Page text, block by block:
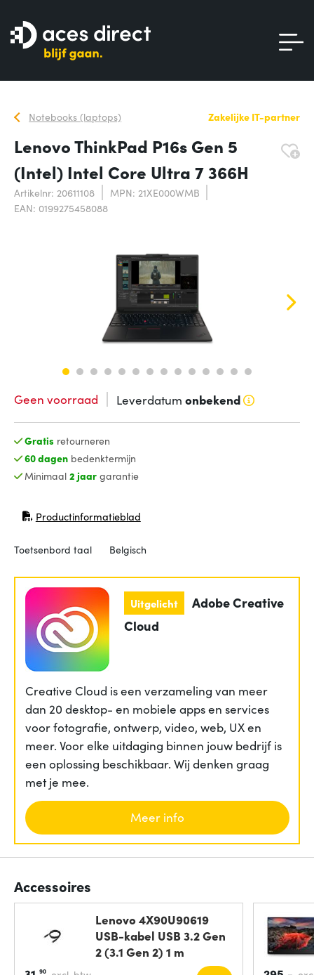
Notebooks (laptops) Zakelijke IT-partner
Lenovo ThinkPad P16s Gen 5
(Intel) Intel Core Ultra 7 366H
Artikelnr: 20611108
MPN: 21XE000WMB
EAN: 0199275458088
Geen voorraad Leverdatum onbekend
Gratis retourneren
60 dagenbedenktermijn
Minimaal 2 jaargarantie
Productinformatieblad
(opent in nieuw venster)
Toetsenbord taal
Belgisch
Uitgelicht
Adobe Creative
Cloud
Creative Cloud is een verzameling van meer
dan 20 desktop- en mobiele apps en services
voor fotografie, ontwerp, video, web, UX en
meer. Voor elke uitdaging binnen jouw bedrijf is
een oplossing beschikbaar. Wij denken graag
met je mee.
Meer info
Accessoires
Lenovo 4X90U90619
USB-kabel USB 3.2 Gen
2 (3.1 Gen 2) 1 m
90